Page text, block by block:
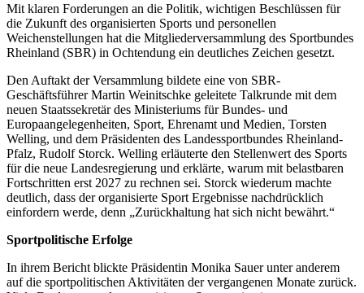
Mit klaren Forderungen an die Politik, wichtigen Beschlüssen für
die Zukunft des organisierten Sports und personellen
Weichenstellungen hat die Mitgliederversammlung des Sportbundes
Rheinland (SBR) in Ochtendung ein deutliches Zeichen gesetzt.
Den Auftakt der Versammlung bildete eine von SBR-
Geschäftsführer Martin Weinitschke geleitete Talkrunde mit dem
neuen Staatssekretär des Ministeriums für Bundes- und
Europaangelegenheiten, Sport, Ehrenamt und Medien, Torsten
Welling, und dem Präsidenten des Landessportbundes Rheinland-
Pfalz, Rudolf Storck. Welling erläuterte den Stellenwert des Sports
für die neue Landesregierung und erklärte, warum mit belastbaren
Fortschritten erst 2027 zu rechnen sei. Storck wiederum machte
deutlich, dass der organisierte Sport Ergebnisse nachdrücklich
einfordern werde, denn „Zurückhaltung hat sich nicht bewährt.“
Sportpolitische Erfolge
In ihrem Bericht blickte Präsidentin Monika Sauer unter anderem
auf die sportpolitischen Aktivitäten der vergangenen Monate zurück.